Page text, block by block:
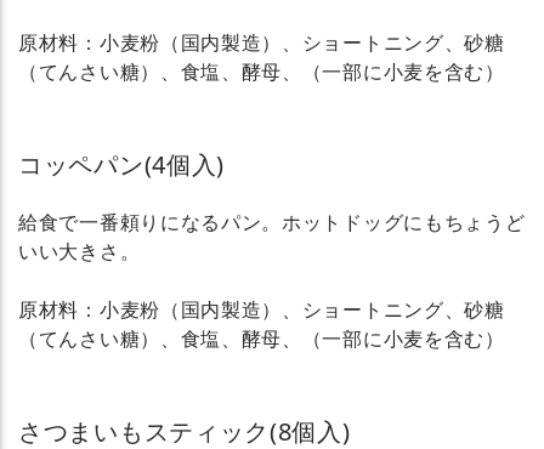
原材料：小麦粉（国内製造）、ショートニング、砂糖
（てんさい糖）、食塩、酵母、（一部に小麦を含む）
コッペパン(4個入)
給食で一番頼りになるパン。ホットドッグにもちょうど
いい大きさ。
原材料：小麦粉（国内製造）、ショートニング、砂糖
（てんさい糖）、食塩、酵母、（一部に小麦を含む）
さつまいもスティック(8個入)